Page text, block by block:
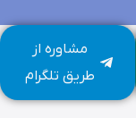
مشاوره از
طریق تلگرام